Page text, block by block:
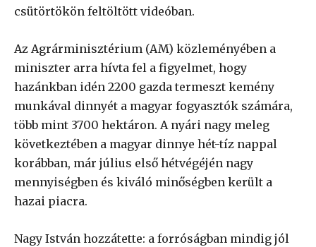
csütörtökön feltöltött videóban.
Az Agrárminisztérium (AM) közleményében a
miniszter arra hívta fel a figyelmet, hogy
hazánkban idén 2200 gazda termeszt kemény
munkával dinnyét a magyar fogyasztók számára,
több mint 3700 hektáron. A nyári nagy meleg
következtében a magyar dinnye hét-tíz nappal
korábban, már július első hétvégéjén nagy
mennyiségben és kiváló minőségben került a
hazai piacra.
Nagy István hozzátette: a forróságban mindig jól